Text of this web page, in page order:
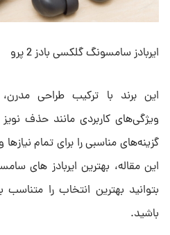
ایربادز سامسونگ گلکسی بادز 2 پرو
این برند با ترکیب طراحی
ویژگی‌های کاربردی مانند حذف
گزینه‌های مناسبی را برای تمام
این مقاله، بهترین ایربادز های
بتوانید بهترین انتخاب را
باشید.